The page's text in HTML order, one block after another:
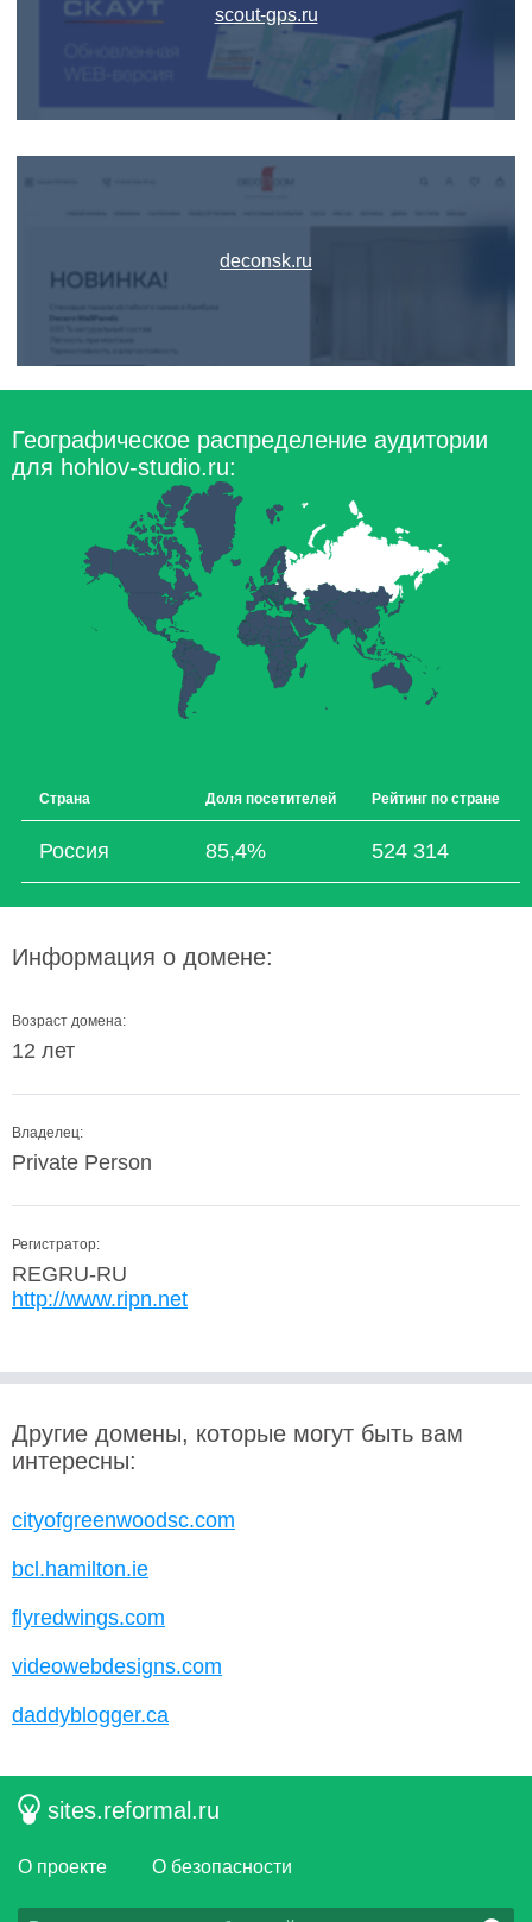
scout-gps.ru
deconsk.ru
Географическое распределение аудитории
для hohlov-studio.ru:
Страна Доля посетителей Рейтинг по стране
Россия 85,4% 524 314
Информация о домене:
Возраст домена:
12 лет
Владелец:
Private Person
Регистратор:
REGRU-RU
http://www.ripn.net
Другие домены, которые могут быть вам
интересны:
cityofgreenwoodsc.com
bcl.hamilton.ie
flyredwings.com
videowebdesigns.com
daddyblogger.ca
sites.reformal.ru
О проекте О безопасности